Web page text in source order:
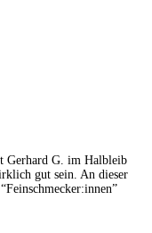
Gerhard G. im Halbleib
gut sein. An dieser